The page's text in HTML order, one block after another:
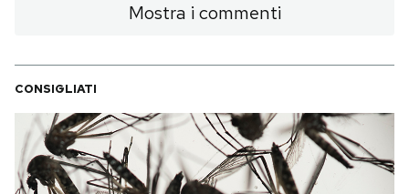
Mostra i commenti
CONSIGLIATI